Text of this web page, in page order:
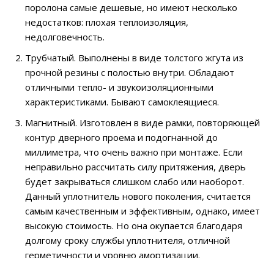
поролона самые дешевые, но имеют несколько
недостатков: плохая теплоизоляция,
недолговечность.
Трубчатый. Выполнены в виде толстого жгута из
прочной резины с полостью внутри. Обладают
отличными тепло- и звукоизоляционными
характеристиками. Бывают самоклеящиеся.
Магнитный. Изготовлен в виде рамки, повторяющей
контур дверного проема и подогнанной до
миллиметра, что очень важно при монтаже. Если
неправильно рассчитать силу притяжения, дверь
будет закрываться слишком слабо или наоборот.
Данный уплотнитель нового поколения, считается
самым качественным и эффективным, однако, имеет
высокую стоимость. Но она окупается благодаря
долгому сроку службы уплотнителя, отличной
герметичности и уровню амортизации.